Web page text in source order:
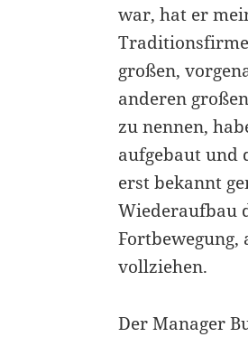
war, hat er
großen,
anderen
zu nennen,
aufgebaut und
erst bekannt
Wiederaufbau
Fortbewegung,
vollziehen.
Der Manager